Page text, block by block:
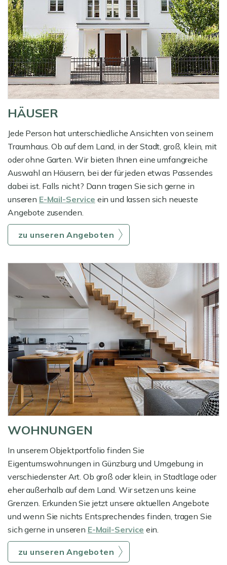
HÄUSER
Jede Person hat unterschiedliche Ansichten von seinem
Traumhaus. Ob auf dem Land, in der Stadt, groß, klein, mit
oder ohne Garten. Wir bieten Ihnen eine umfangreiche
Auswahl an Häusern, bei der für jeden etwas Passendes
dabei ist. Falls nicht? Dann tragen Sie sich gerne in
unseren E-Mail-Service ein und lassen sich neueste
Angebote zusenden.
zu unseren Angeboten
WOHNUNGEN
In unserem Objektportfolio finden Sie
Eigentumswohnungen in Günzburg und Umgebung in
verschiedenster Art. Ob groß oder klein, in Stadtlage oder
eher außerhalb auf dem Land. Wir setzen uns keine
Grenzen. Erkunden Sie jetzt unsere aktuellen Angebote
und wenn Sie nichts Entsprechendes finden, tragen Sie
sich gerne in unseren E-Mail-Service ein.
zu unseren Angeboten